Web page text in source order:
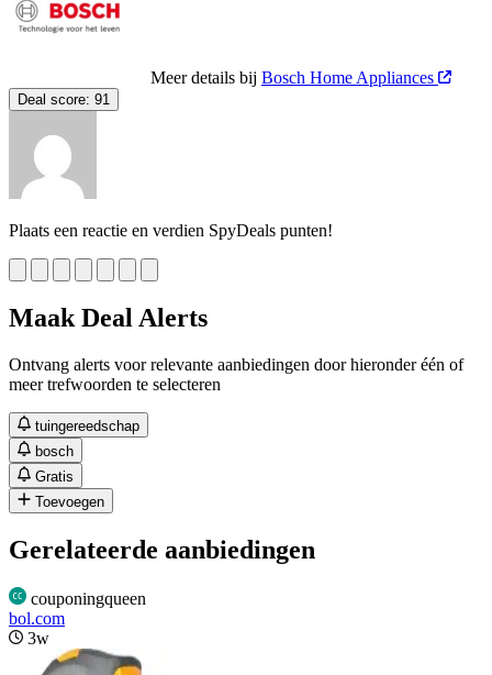
Meer details bij Bosch Home Appliances
Deal score: 91
Plaats een reactie en verdien SpyDeals punten!
Maak Deal Alerts
Ontvang alerts voor relevante aanbiedingen door hieronder één of
meer trefwoorden te selecteren
tuingereedschap
bosch
Gratis
Toevoegen
Gerelateerde aanbiedingen
couponingqueen
bol.com
3w